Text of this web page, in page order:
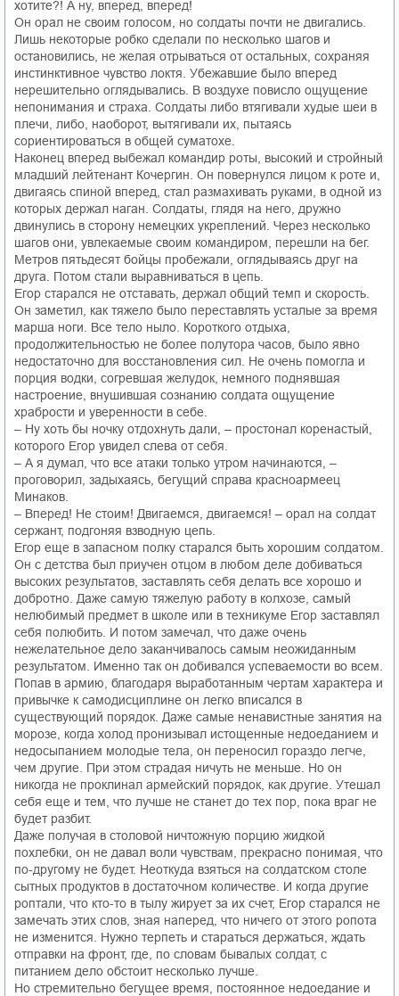
хотите?! А ну, вперед, вперед!
Он орал не своим голосом, но солдаты почти не двигались.
Лишь некоторые робко сделали по несколько шагов и
остановились, не желая отрываться от остальных, сохраняя
инстинктивное чувство локтя. Убежавшие было вперед
нерешительно оглядывались. В воздухе повисло ощущение
непонимания и страха. Солдаты либо втягивали худые шеи в
плечи, либо, наоборот, вытягивали их, пытаясь
сориентироваться в общей суматохе.
Наконец вперед выбежал командир роты, высокий и стройный
младший лейтенант Кочергин. Он повернулся лицом к роте и,
двигаясь спиной вперед, стал размахивать руками, в одной из
которых держал наган. Солдаты, глядя на него, дружно
двинулись в сторону немецких укреплений. Через несколько
шагов они, увлекаемые своим командиром, перешли на бег.
Метров пятьдесят бойцы пробежали, оглядываясь друг на
друга. Потом стали выравниваться в цепь.
Егор старался не отставать, держал общий темп и скорость.
Он заметил, как тяжело было переставлять усталые за время
марша ноги. Все тело ныло. Короткого отдыха,
продолжительностью не более полутора часов, было явно
недостаточно для восстановления сил. Не очень помогла и
порция водки, согревшая желудок, немного поднявшая
настроение, внушившая сознанию солдата ощущение
храбрости и уверенности в себе.
– Ну хоть бы ночку отдохнуть дали, – простонал коренастый,
которого Егор увидел слева от себя.
– А я думал, что все атаки только утром начинаются, –
проговорил, задыхаясь, бегущий справа красноармеец
Минаков.
– Вперед! Не стоим! Двигаемся, двигаемся! – орал на солдат
сержант, подгоняя взводную цепь.
Егор еще в запасном полку старался быть хорошим солдатом.
Он с детства был приучен отцом в любом деле добиваться
высоких результатов, заставлять себя делать все хорошо и
добротно. Даже самую тяжелую работу в колхозе, самый
нелюбимый предмет в школе или в техникуме Егор заставлял
себя полюбить. И потом замечал, что даже очень
нежелательное дело заканчивалось самым неожиданным
результатом. Именно так он добивался успеваемости во всем.
Попав в армию, благодаря выработанным чертам характера и
привычке к самодисциплине он легко вписался в
существующий порядок. Даже самые ненавистные занятия на
морозе, когда холод пронизывал истощенные недоеданием и
недосыпанием молодые тела, он переносил гораздо легче,
чем другие. При этом страдая ничуть не меньше. Но он
никогда не проклинал армейский порядок, как другие. Утешал
себя еще и тем, что лучше не станет до тех пор, пока враг не
будет разбит.
Даже получая в столовой ничтожную порцию жидкой
похлебки, он не давал воли чувствам, прекрасно понимая, что
по-другому не будет. Неоткуда взяться на солдатском столе
сытных продуктов в достаточном количестве. И когда другие
роптали, что кто-то в тылу жирует за их счет, Егор старался не
замечать этих слов, зная наперед, что ничего от этого ропота
не изменится. Нужно терпеть и стараться держаться, ждать
отправки на фронт, где, по словам бывалых солдат, с
питанием дело обстоит несколько лучше.
Но стремительно бегущее время, постоянное недоедание и